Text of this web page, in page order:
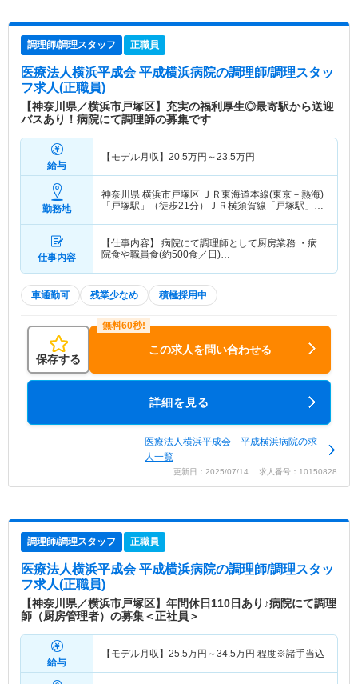
調理師/調理スタッフ 正職員
医療法人横浜平成会 平成横浜病院の調理師/調理スタッ
フ求人(正職員)
【神奈川県／横浜市戸塚区】充実の福利厚生◎最寄駅から送迎
バスあり！病院にて調理師の募集です
給与
【モデル月収】 20.5万円～23.5万円
勤務地
神奈川県 横浜市戸塚区 ＪＲ東海道本線(東京－熱海)
「戸塚駅」（徒歩21分）ＪＲ横須賀線「戸塚駅」
仕事内容
【仕事内容】 病院にて調理師として厨房業務 ・病
院食や職員食(約500食／日)…
車通勤可 残業少なめ 積極採用中
保存する
この求人を問い合わせる
詳細を見る
医療法人横浜平成会 平成横浜病院の求
人一覧
更新日：2025/07/14 求人番号：10150828
調理師/調理スタッフ 正職員
医療法人横浜平成会 平成横浜病院の調理師/調理スタッ
フ求人(正職員)
【神奈川県／横浜市戸塚区】年間休日110日あり♪病院にて調理
師（厨房管理者）の募集＜正社員＞
給与
【モデル月収】 25.5万円～34.5万円 程度※諸手当込